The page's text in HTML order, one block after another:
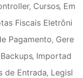
‚ Cursos‚ Em
Fiscais Eletrôni
Pagamento‚ Gere
‚ Importad
de Entrada‚ Legisl